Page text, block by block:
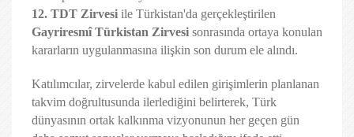
12. TDT Zirvesi ile Türkistan'da gerçekleştirilen
Gayriresmî Türkistan Zirvesi sonrasında ortaya konulan
kararların uygulanmasına ilişkin son durum ele alındı.
Katılımcılar, zirvelerde kabul edilen girişimlerin planlanan
takvim doğrultusunda ilerlediğini belirterek, Türk
dünyasının ortak kalkınma vizyonunun her geçen gün